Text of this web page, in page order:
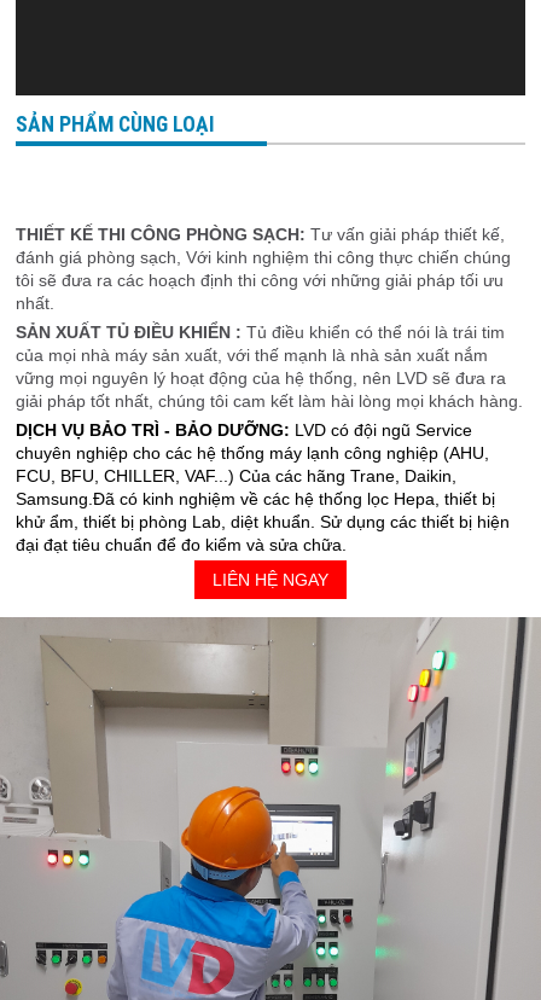
SẢN PHẨM CÙNG LOẠI
THIẾT KẾ THI CÔNG PHÒNG SẠCH:Tư vấn giải pháp thiết kế,
đánh giá phòng sạch, Với kinh nghiệm thi công thực chiến chúng
tôi sẽ đưa ra các hoạch định thi công với những giải pháp tối ưu
nhất.
SẢN XUẤT TỦ ĐIỀU KHIỂN :Tủ điều khiển có thể nói là trái tim
của mọi nhà máy sản xuất, với thế mạnh là nhà sản xuất nắm
vững mọi nguyên lý hoạt động của hệ thống, nên LVD sẽ đưa ra
giải pháp tốt nhất, chúng tôi cam kết làm hài lòng mọi khách hàng.
DỊCH VỤ BẢO TRÌ - BẢO DƯỠNG: LVD có đội ngũ Service
chuyên nghiệp cho các hệ thống máy lạnh công nghiệp (AHU,
FCU, BFU, CHILLER, VAF...) Của các hãng Trane, Daikin,
Samsung.Đã có kinh nghiệm về các hệ thống lọc Hepa, thiết bị
khử ẩm, thiết bị phòng Lab, diệt khuẩn. Sử dụng các thiết bị hiện
đại đạt tiêu chuẩn để đo kiểm và sửa chữa.
LIÊN HỆ NGAY